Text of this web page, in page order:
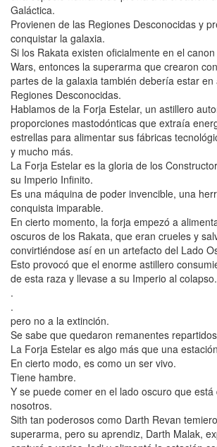
Galáctica.
Provienen de las Regiones Desconocidas y
conquistar la galaxia.
Si los Rakata existen oficialmente en el
Wars, entonces la superarma que crearon
partes de la galaxia también debería estar
Regiones Desconocidas.
Hablamos de la Forja Estelar, un astillero
proporciones mastodónticas que extraía
estrellas para alimentar sus fábricas
y mucho más.
La Forja Estelar es la gloria de los
su Imperio Infinito.
Es una máquina de poder invencible, una
conquista imparable.
En cierto momento, la forja empezó a
oscuros de los Rakata, que eran crueles y
convirtiéndose así en un artefacto del Lado
Esto provocó que el enorme astillero
de esta raza y llevase a su Imperio al colapso.
.
.
pero no a la extinción.
Se sabe que quedaron remanentes
La Forja Estelar es algo más que una
En cierto modo, es como un ser vivo.
Tiene hambre.
Y se puede comer en el lado oscuro que
nosotros.
Sith tan poderosos como Darth Revan
superarma, pero su aprendiz, Darth Malak,